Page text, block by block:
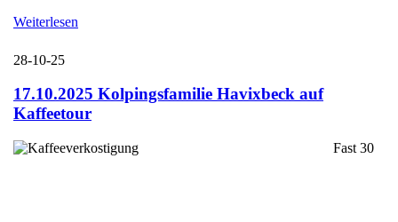
Weiterlesen
28-10-25
17.10.2025 Kolpingsfamilie Havixbeck auf
Kaffeetour
Fast 30